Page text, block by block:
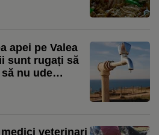
apei pe Valea
sunt rugați să
nu ude
veterinari